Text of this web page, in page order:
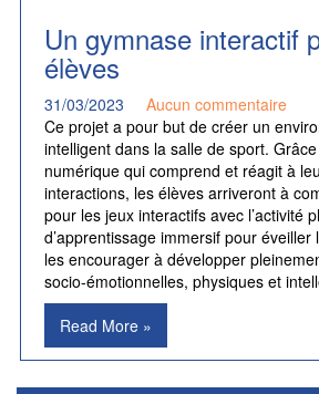
Un gymnase interactif
élèves
31/03/2023
Aucun commentaire
Ce projet a pour but de créer un
intelligent dans la salle de sport.
numérique qui comprend et réagit à
interactions, les élèves arriveront à
pour les jeux interactifs avec l’activité
d’apprentissage immersif pour
les encourager à développer
socio-émotionnelles, physiques et
Read More »